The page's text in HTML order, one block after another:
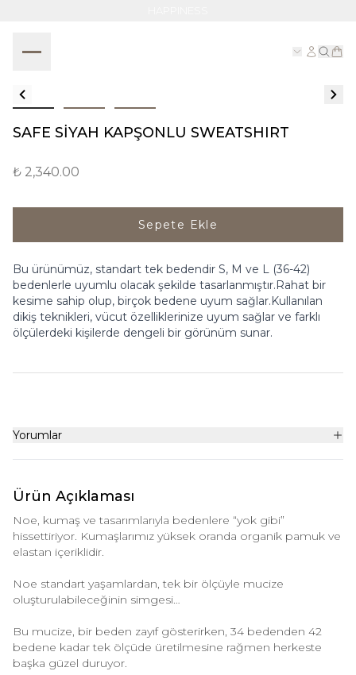
SAFE SİYAH KAPŞONLU SWEATSHIRT
₺ 2,340.00
Sepete Ekle
Bu ürünümüz, standart tek bedendir S, M ve L (36-42)
bedenlerle uyumlu olacak şekilde tasarlanmıştır.Rahat bir
kesime sahip olup, birçok bedene uyum sağlar.Kullanılan
dikiş teknikleri, vücut özelliklerinize uyum sağlar ve farklı
ölçülerdeki kişilerde dengeli bir görünüm sunar.
Yorumlar
Ürün Açıklaması
Noe, kumaş ve tasarımlarıyla bedenlere “yok gibi”
hissettiriyor. Kumaşlarımız yüksek oranda organik pamuk ve
elastan içeriklidir.
Noe standart yaşamlardan, tek bir ölçüyle mucize
oluşturulabileceğinin simgesi…
Bu mucize, bir beden zayıf gösterirken, 34 bedenden 42
bedene kadar tek ölçüde üretilmesine rağmen herkeste
başka güzel duruyor.